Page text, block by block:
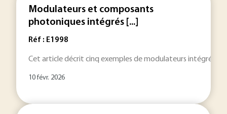
Modulateurs et composants
photoniques intégrés [...]
Réf : E1998
Cet article décrit cinq exemples de modulateurs intégrés
10 févr. 2026